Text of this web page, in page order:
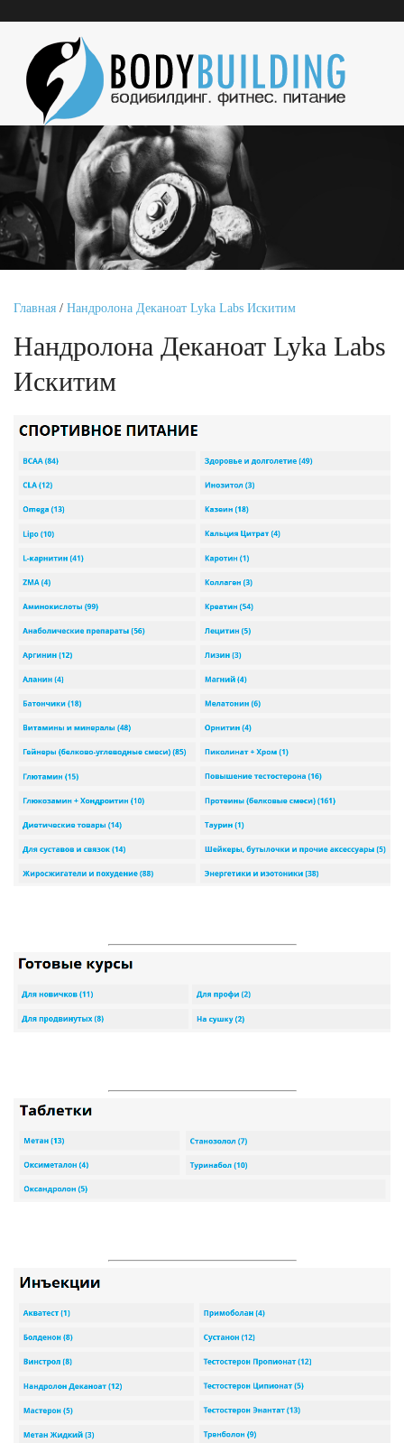
Главная / Нандролона Деканоат Lyka Labs Искитим
Нандролона Деканоат Lyka Labs
Искитим